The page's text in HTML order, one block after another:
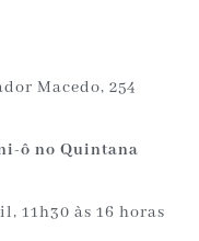
Macedo, 254
ô no Quintana
11h30 às 16 horas